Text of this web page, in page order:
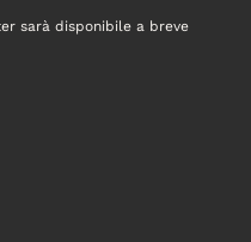
sarà disponibile a breve